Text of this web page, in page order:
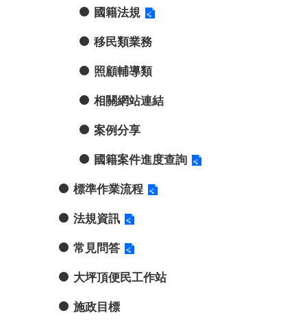
國籍法規
移民類業務
照顧輔導類
相關網站連結
案例分享
國籍案件進度查詢
標準作業流程
法規資訊
常見問答
大坪頂便民工作站
施政目標